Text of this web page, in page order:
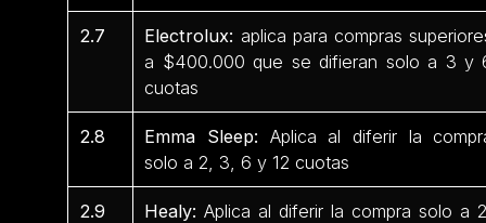
2.7 Electrolux: aplica para compras
a $400.000 que se difieran solo a 3 y
cuotas
2.8 Emma Sleep: Aplica al diferir la
solo a 2, 3, 6 y 12 cuotas
2.9 Healy: Aplica al diferir la compra solo a